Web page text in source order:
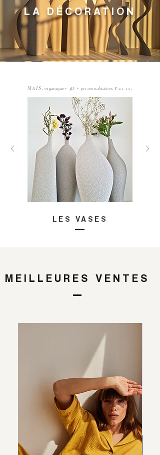
LA DÉCORATION
MAIS. organique• 3D • personnalisation. Paris.
LES VASES
MEILLEURES VENTES